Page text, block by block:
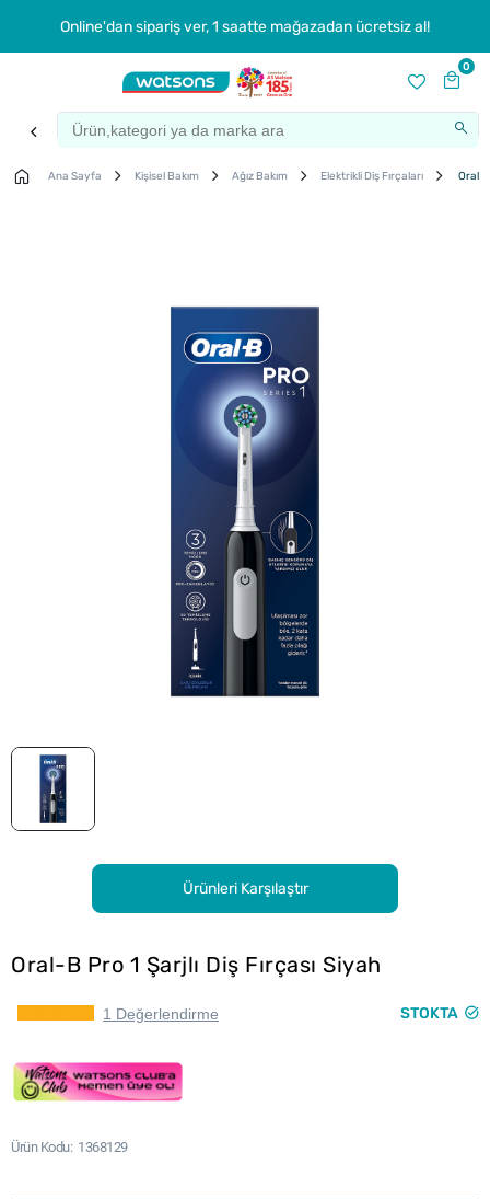
Online'dan sipariş ver, 1 saatte mağazadan ücretsiz al!
0
Ana Sayfa Kişisel Bakım Ağız Bakım Elektrikli Diş Fırçaları Oral-
Ürünleri Karşılaştır
Oral-B Pro 1 Şarjlı Diş Fırçası Siyah
1 Değerlendirme STOKTA
Ürün Kodu 1368129